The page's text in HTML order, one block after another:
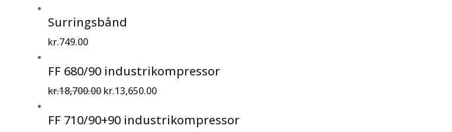
Surringsbånd
kr.749.00
FF 680/90 industrikompressor
kr.18,700.00 kr.13,650.00
FF 710/90+90 industrikompressor